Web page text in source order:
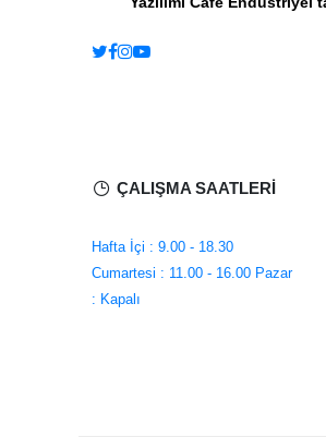
ÇALIŞMA SAATLERİ
Hafta İçi : 9.00 - 18.30
Cumartesi : 11.00 - 16.00 Pazar
: Kapalı